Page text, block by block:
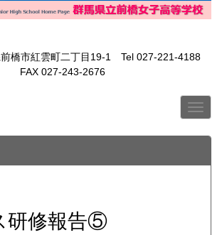
前橋市紅雲町二丁目19-1 Tel 027-221-4188
FAX 027-243-2676
研修報告⑤